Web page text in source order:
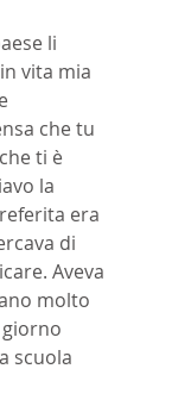
li
vita mia
che tu
ti è
la
era
di
Aveva
molto
scuola